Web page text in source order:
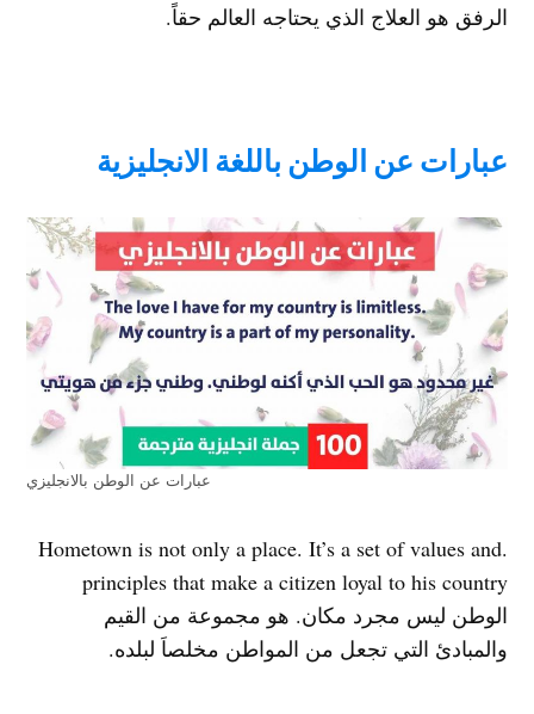
الرفق هو العلاج الذي يحتاجه العالم حقاً.
عبارات عن الوطن باللغة الانجليزية
عبارات عن الوطن بالانجليزي
.Hometown is not only a place. It’s a set of values and
principles that make a citizen loyal to his country
الوطن ليس مجرد مكان. هو مجموعة من القيم
والمبادئ التي تجعل من المواطن مخلصاَ لبلده.